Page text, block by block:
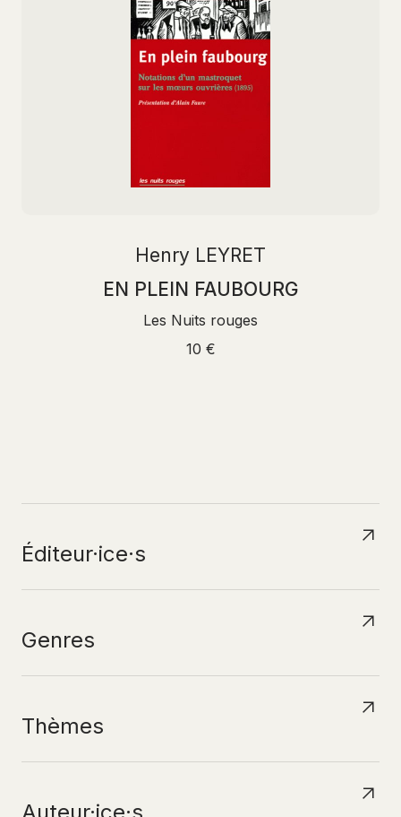
Henry LEYRET
EN PLEIN FAUBOURG
Les Nuits rouges
10 €
NAVIGUERPAR
Éditeur·ice·s
Genres
Thèmes